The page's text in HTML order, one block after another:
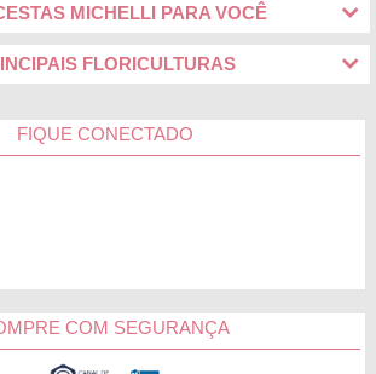
MICHELLI PARA VOCÊ
FLORICULTURAS
FIQUE CONECTADO
COM SEGURANÇA